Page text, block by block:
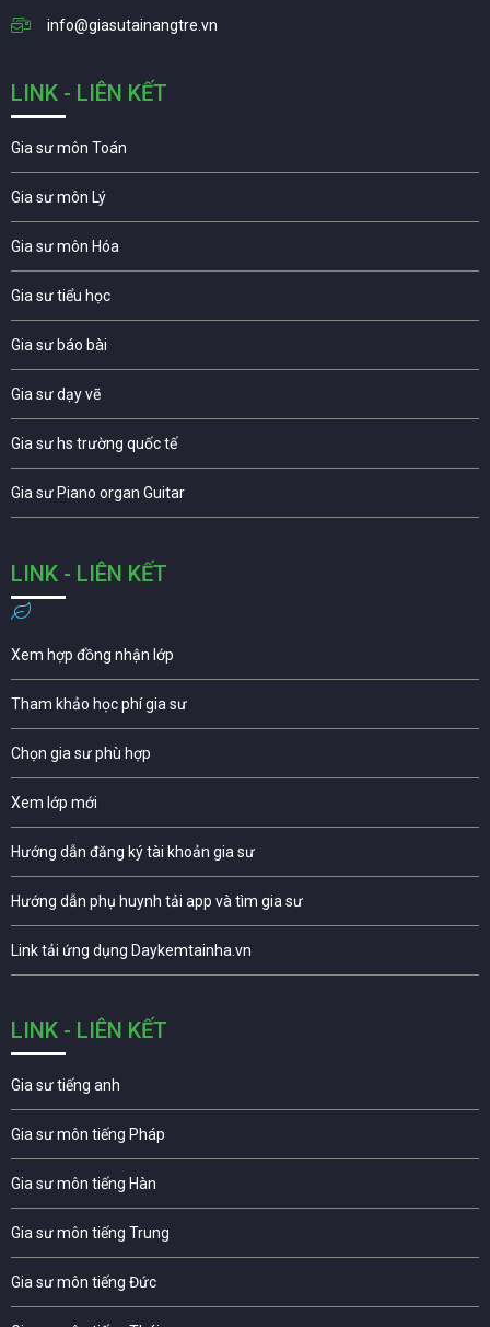
info@giasutainangtre.vn
LINK - LIÊN KẾT
Gia sư môn Toán
Gia sư môn Lý
Gia sư môn Hóa
Gia sư tiểu học
Gia sư báo bài
Gia sư dạy vẽ
Gia sư hs trường quốc tế
Gia sư Piano organ Guitar
LINK - LIÊN KẾT
Xem hợp đồng nhận lớp
Tham khảo học phí gia sư
Chọn gia sư phù hợp
Xem lớp mới
Hướng dẫn đăng ký tài khoản gia sư
Hướng dẫn phụ huynh tải app và tìm gia sư
Link tải ứng dụng Daykemtainha.vn
LINK - LIÊN KẾT
Gia sư tiếng anh
Gia sư môn tiếng Pháp
Gia sư môn tiếng Hàn
Gia sư môn tiếng Trung
Gia sư môn tiếng Đức